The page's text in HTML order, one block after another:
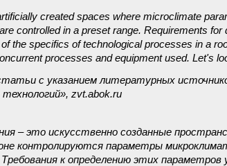
created spaces where microclimate
controlled in a preset range. Requirements
the specifics of technological processes in a
processes and equipment used. Let's
с указанием литературных
zvt.abok.ru
– это искусственно созданные
контролируются параметры
к определению этих